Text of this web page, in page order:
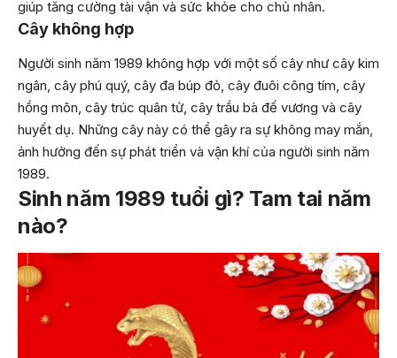
giúp tăng cường tài vận và sức khỏe cho chủ nhân.
Cây không hợp
Người sinh năm 1989 không hợp với một số cây như cây kim
ngân, cây phú quý, cây đa búp đỏ, cây đuôi công tím, cây
hồng môn, cây trúc quân tử, cây trầu bà đế vương và cây
huyết dụ. Những cây này có thể gây ra sự không may mắn,
ảnh hưởng đến sự phát triển và vận khí của người sinh năm
1989.
Sinh năm 1989 tuổi gì? Tam tai năm
nào?